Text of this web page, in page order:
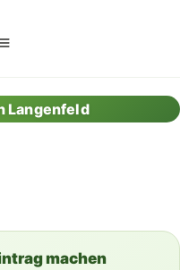
Suchen
Langenfeld
machen